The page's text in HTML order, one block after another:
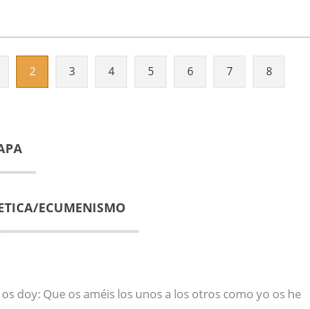
2 3 4 5 6 7 8
ECUMENISMO
doy: Que os améis los unos a los otros como yo os he